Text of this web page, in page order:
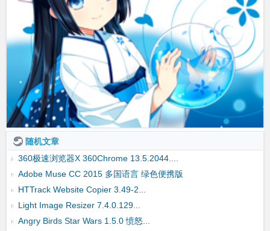
随机文章
360极速浏览器X 360Chrome 13.5.2044....
Adobe Muse CC 2015 多国语言 绿色便携版
HTTrack Website Copier 3.49-2...
Light Image Resizer 7.4.0.129...
Angry Birds Star Wars 1.5.0 愤怒...